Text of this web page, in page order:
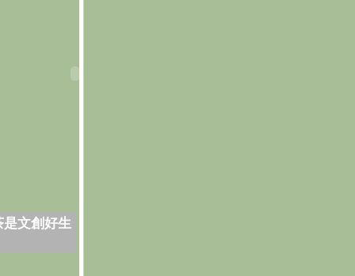
文創好生